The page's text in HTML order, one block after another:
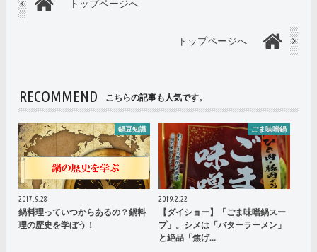
トップページへ
トップページへ
RECOMMEND こちらの記事も人気です。
鍋豆知識
2017.9.28
鍋料理っていつからあるの？鍋料
理の歴史を学ぼう！
ごま味噌鍋
2019.2.22
【ダイショー】「ごま味噌鍋スー
プ」。シメは「バターラーメン」
と絶品「焦げ…